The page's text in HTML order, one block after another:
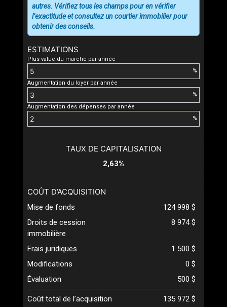
ESTIMATIONS
Plus-value du marché par année
%
Augmentation du loyer par année
%
Augmentation des dépenses par année
%
autres. Vérifiez tous les champs pour en vérifier
l’exactitude et consultez un courtier immobilier pour
obtenir des conseils.
TAUX DE CAPITALISATION
2,63%
COÛT D’ACQUISITION
Mise de fonds
124 998 $
Droits de cession
immobilière
8 974 $
Frais juridiques
1 500 $
Modifications
0 $
Évaluation
500 $
Coût total de l’acquisition 135 972 $